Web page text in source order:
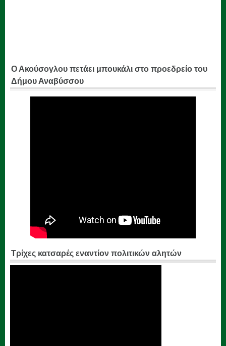
Ο Ακούσογλου πετάει μπουκάλι στο προεδρείο του
Δήμου Αναβύσσου
Τρίχες κατσαρές εναντίον πολιτικών αλητών